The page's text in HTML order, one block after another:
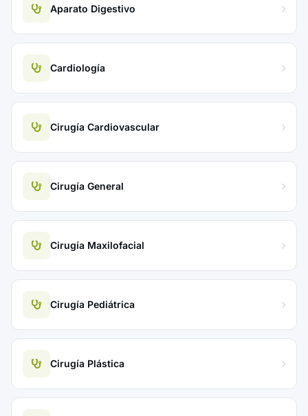
Aparato Digestivo
Cardiología
Cirugía Cardiovascular
Cirugía General
Cirugía Maxilofacial
Cirugía Pediátrica
Cirugía Plástica